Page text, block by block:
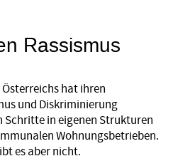
Rassismus
hat ihren
und Diskriminierung
in eigenen Strukturen
Wohnungsbetrieben.
es aber nicht.